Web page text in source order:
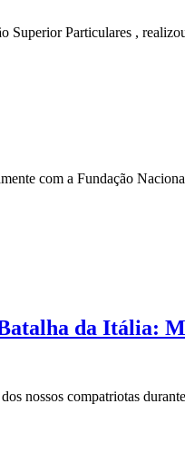
Superior Particulares ,
com a Fundação
da Itália:
nossos compatriotas